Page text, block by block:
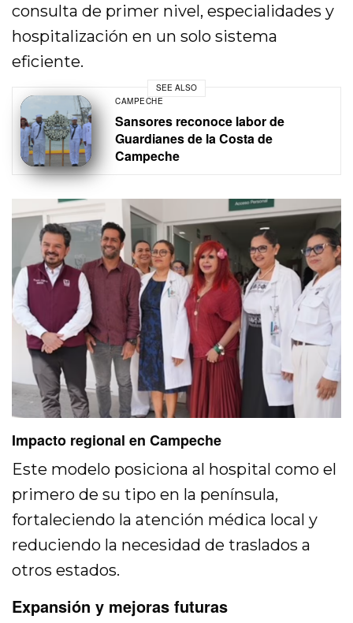
consulta de primer nivel, especialidades y
hospitalización en un solo sistema
eficiente.
SEE ALSO
CAMPECHE
Sansores reconoce labor de
Guardianes de la Costa de
Campeche
Impacto regional en Campeche
Este modelo posiciona al hospital como el
primero de su tipo en la península,
fortaleciendo la atención médica local y
reduciendo la necesidad de traslados a
otros estados.
Expansión y mejoras futuras